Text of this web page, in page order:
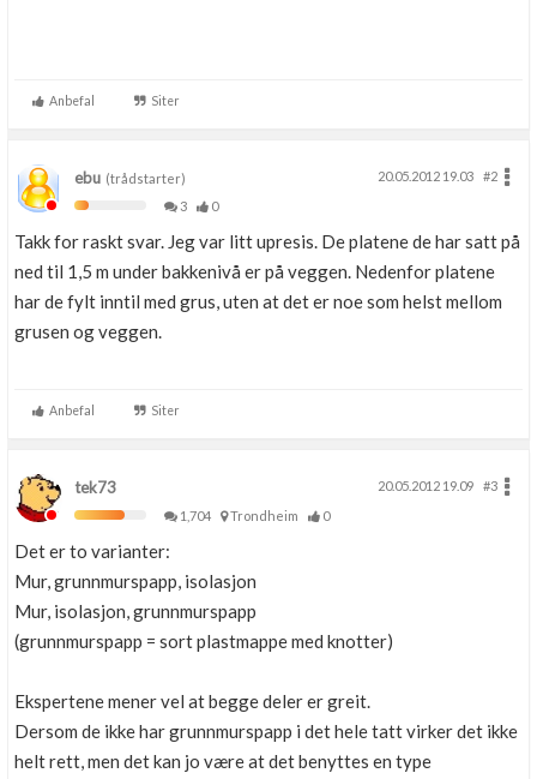
Anbefal Siter
ebu (trådstarter) 20.05.2012 19.03
#2
3
0
Takk for raskt svar. Jeg var litt upresis. De platene de har satt på
ned til 1,5 m under bakkenivå er på veggen. Nedenfor platene
har de fylt inntil med grus, uten at det er noe som helst mellom
grusen og veggen.
Anbefal Siter
tek73 20.05.2012 19.09
#3
1,704
Trondheim 0
Det er to varianter:
Mur, grunnmurspapp, isolasjon
Mur, isolasjon, grunnmurspapp
(grunnmurspapp = sort plastmappe med knotter)
Ekspertene mener vel at begge deler er greit.
Dersom de ikke har grunnmurspapp i det hele tatt virker det ikke
helt rett, men det kan jo være at det benyttes en type